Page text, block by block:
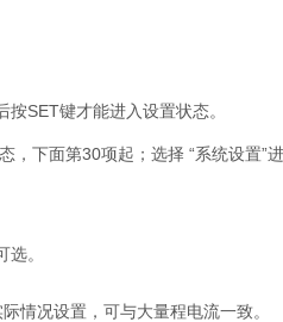
SET键才能进入设置状态。
，下面第30项起；选择 “系统设置”
。
情况设置，可与大量程电流一致。